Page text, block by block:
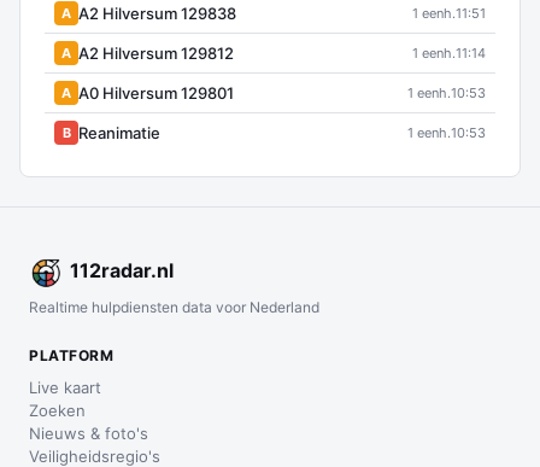
A A2 Hilversum 129838 1 eenh.11:51
A A2 Hilversum 129812 1 eenh.11:14
A A0 Hilversum 129801 1 eenh.10:53
B Reanimatie 1 eenh.10:53
112radar.nl
Realtime hulpdiensten data voor Nederland
PLATFORM
Live kaart
Zoeken
Nieuws & foto's
Veiligheidsregio's